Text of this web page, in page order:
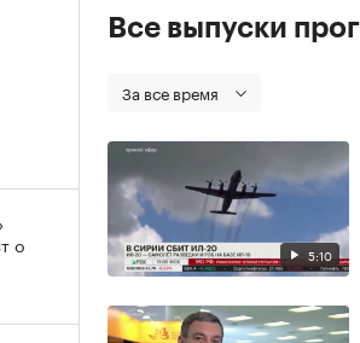
Все выпуски
За все время
5:10
о